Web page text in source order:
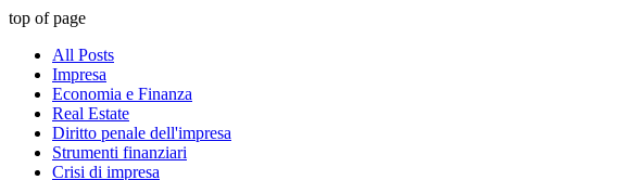
top of page
All Posts
Impresa
Economia e Finanza
Real Estate
Diritto penale dell'impresa
Strumenti finanziari
Crisi di impresa